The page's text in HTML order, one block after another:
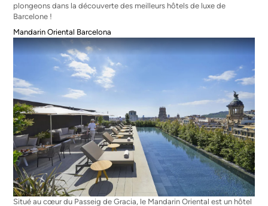
plongeons dans la découverte des meilleurs hôtels de luxe de
Barcelone !
Mandarin Oriental Barcelona
Situé au cœur du Passeig de Gracia, le Mandarin Oriental est un hôtel